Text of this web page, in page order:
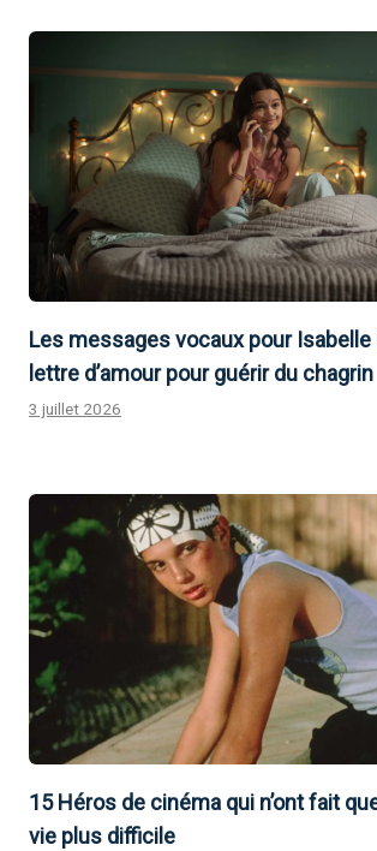
Les messages vocaux pour
lettre d’amour pour guérir du chagrin
3 juillet 2026
15 Héros de cinéma qui n’ont fait
vie plus difficile